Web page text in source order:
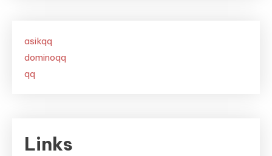
asikqq
dominoqq
qq
Links